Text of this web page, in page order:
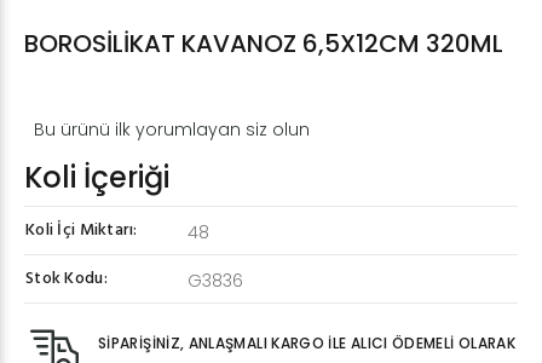
BOROSİLİKAT KAVANOZ 6,5X12CM 320ML
Bu ürünü ilk yorumlayan siz olun
Koli İçeriği
Koli İçi Miktarı: 48
Stok Kodu: G3836
SİPARİŞİNİZ, ANLAŞMALI KARGO İLE ALICI ÖDEMELİ OLARAK